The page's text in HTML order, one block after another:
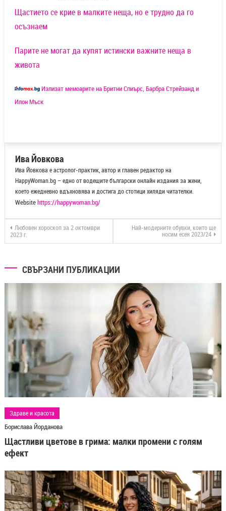
Щастието се крие в малките неща, но е трудно да го
осъзнаем
Парите не могат да купят истински важните неща в
живота
Излизат мемоарите на Бритни Спиърс, Барбра Стрейзанд и
Илон Мъск
Ива Йовкова
Ива Йовкова е астролог-практик, автор и главен редактор на
HappyWoman.bg – едно от водещите български онлайн издания за жени,
което ежедневно вдъхновява и достига до стотици хиляди читателки.
Websitehttps://happywoman.bg/
Любовен хороскоп за 2 октомври
2023 г.
Най-модерните обувки, които ще
носим есен 2023/24
СВЪРЗАНИ ПУБЛИКАЦИИ
Здраве и красота
Борислава Йорданова
Щастливи цветове в грима: малки промени с голям
ефект